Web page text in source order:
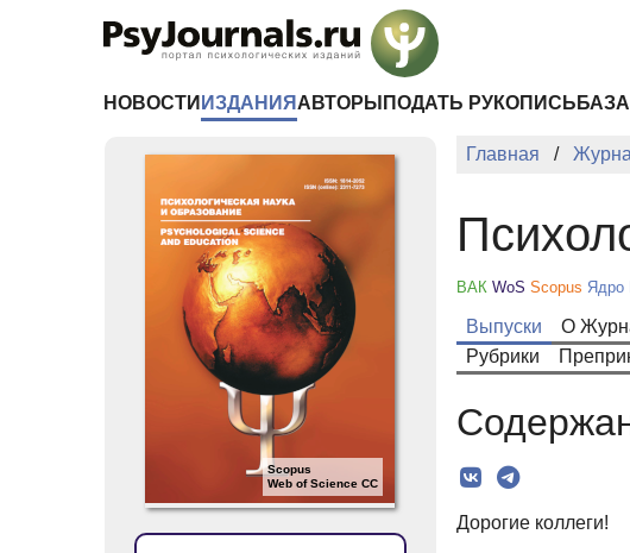
НОВОСТИ ИЗДАНИЯ АВТОРЫ ПОДАТЬ РУКОПИСЬ
Главная
ВАК WoS Scopus Ядро
Выпуски О
Рубрики
Дорогие коллеги!
Scopus
Web of Science CC